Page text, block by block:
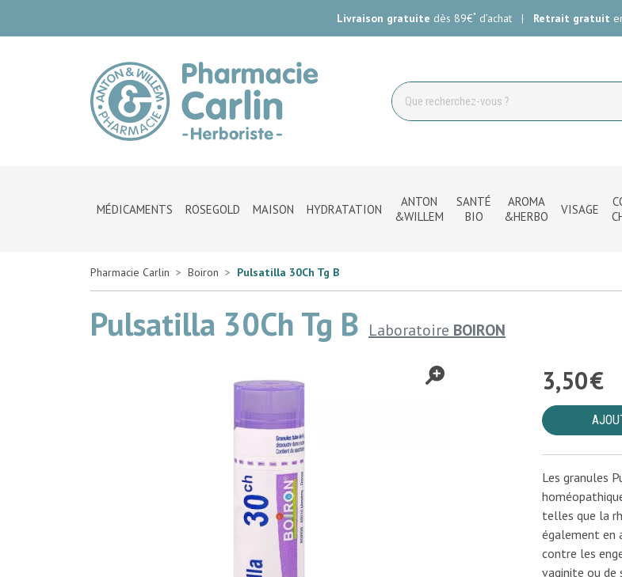
Livraison gratuite dès 89€*d’achat | Retrait gratuit
Pharmacie Carlin Votre pharmacie en ligne à votre service
MÉDICAMENTS ROSEGOLD MAISON HYDRATATION
ANTON
&WILLEM
SANTÉ
BIO
AROMA
&HERBO
VISAGE
Pharmacie Carlin Boiron Pulsatilla 30Ch Tg B
Pulsatilla 30Ch Tg B Laboratoire BOIRON
3,50€
Les granules
telles que la
également en
contre les
vaginite ou